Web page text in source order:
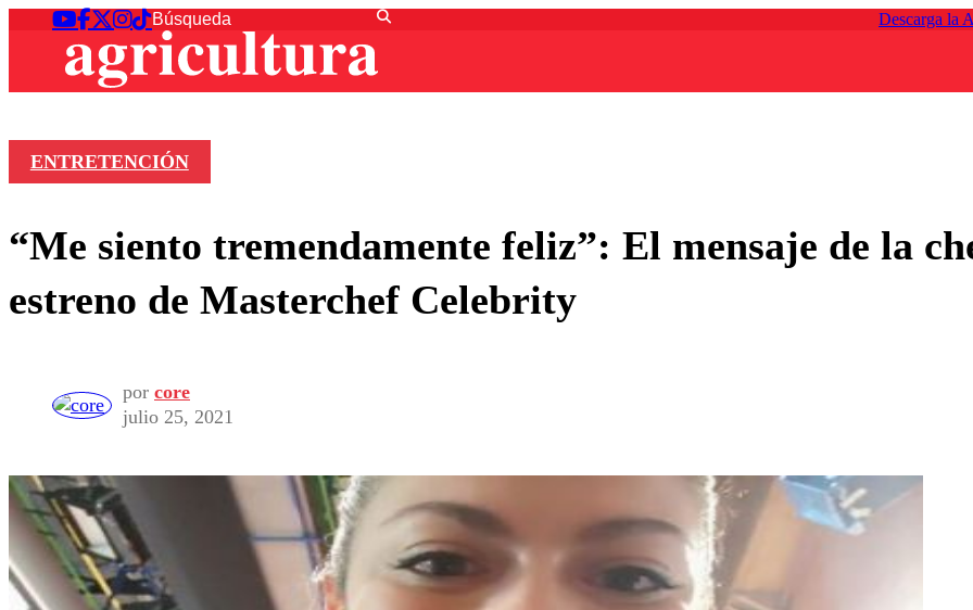
Descarga la
ENTRETENCIÓN
“Me siento tremendamente feliz”: El mensaje de la
estreno de Masterchef Celebrity
por core
julio 25, 2021